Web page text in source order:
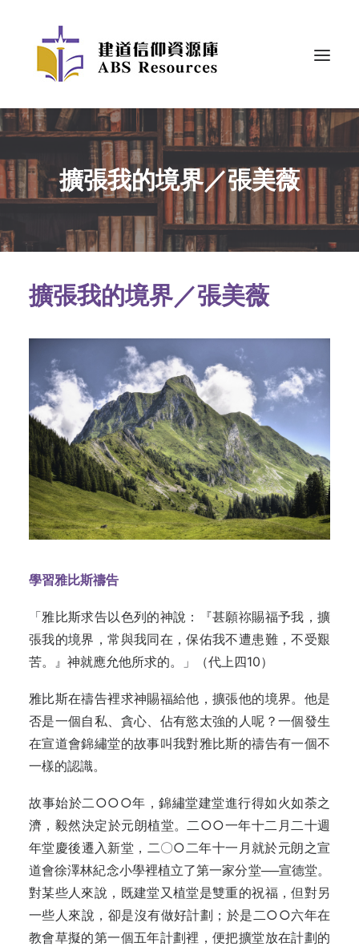
擴張我的境界／張美薇
擴張我的境界／張美薇
學習雅比斯禱告
「雅比斯求告以色列的神說：『甚願祢賜福予我，擴
張我的境界，常與我同在，保佑我不遭患難，不受艱
苦。』神就應允他所求的。」（代上四10）
雅比斯在禱告裡求神賜福給他，擴張他的境界。他是
否是一個自私、貪心、佔有慾太強的人呢？一個發生
在宣道會錦繡堂的故事叫我對雅比斯的禱告有一個不
一樣的認識。
故事始於二○○○年，錦繡堂建堂進行得如火如荼之
濟，毅然決定於元朗植堂。二○○一年十二月二十週
年堂慶後遷入新堂，二〇○二年十一月就於元朗之宣
道會徐澤林紀念小學裡植立了第一家分堂──宣德堂。
對某些人來說，既建堂又植堂是雙重的祝福，但對另
一些人來說，卻是沒有做好計劃；於是二○○六年在
教會草擬的第一個五年計劃裡，便把擴堂放在計劃的